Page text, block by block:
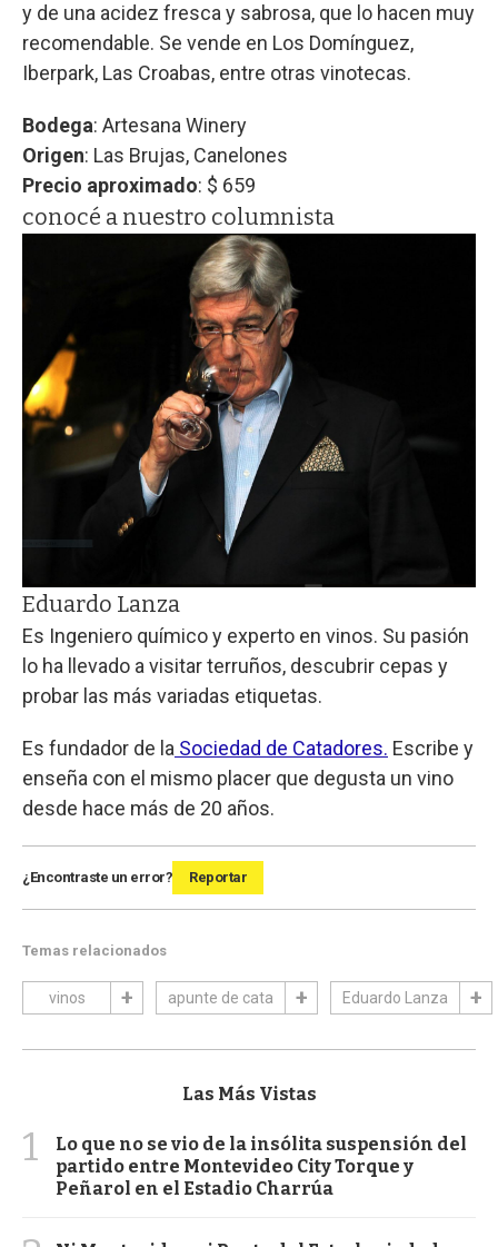
y de una acidez fresca y sabrosa, que lo hacen muy
recomendable. Se vende en Los Domínguez,
Iberpark, Las Croabas, entre otras vinotecas.
Bodega: Artesana Winery
Origen: Las Brujas, Canelones
Precio aproximado: $ 659
conocé a nuestro columnista
Eduardo Lanza
Es Ingeniero químico y experto en vinos. Su pasión
lo ha llevado a visitar terruños, descubrir cepas y
probar las más variadas etiquetas.
Es fundador de la Sociedad de Catadores. Escribe y
enseña con el mismo placer que degusta un vino
desde hace más de 20 años.
¿Encontraste un error? Reportar
Temas relacionados
vinos apunte de cata Eduardo Lanza
Las Más Vistas
1
Lo que no se vio de la insólita suspensión del
partido entre Montevideo City Torque y
Peñarol en el Estadio Charrúa